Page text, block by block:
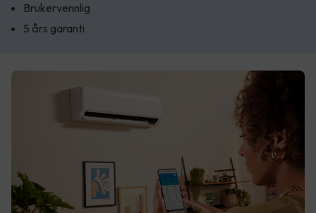
Brukervennlig
5 års garanti